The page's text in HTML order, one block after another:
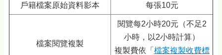
戶籍檔案原始資料影本 每張10元
檔案閱覽複製
閱覽每2小時20元（不足2
小時，以2小時計算）
複製費依「 檔案複製收費標